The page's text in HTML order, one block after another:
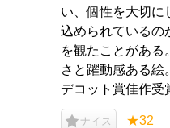
い、個性を大切に
込められているの
を観たことがある
さと躍動感ある
デコット賞佳作受
ナイス ★32